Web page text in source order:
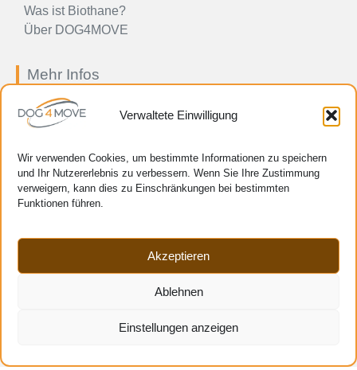
Verwaltete Einwilligung
Wir verwenden Cookies, um bestimmte Informationen zu speichern
und Ihr Nutzererlebnis zu verbessern. Wenn Sie Ihre Zustimmung
verweigern, kann dies zu Einschränkungen bei bestimmten
Funktionen führen.
Akzeptieren
Ablehnen
Einstellungen anzeigen
Was ist Biothane?
Über DOG4MOVE
Mehr Infos
Impressum
Allgemeine Geschäftsbedingungen
Rücksendebestimmungen
Datenschutzerklärung
Cookie-Richtlinie (EU)
Cookie-Einstellungen verwalten